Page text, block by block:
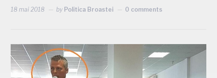
18 mai 2018 by Politica Broastei 0 comments